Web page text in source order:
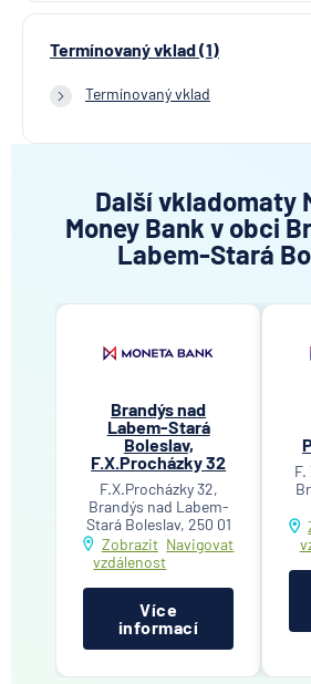
Termínovaný vklad (1)
Termínovaný vklad
Další vkladomaty
Money Bank v obci
Labem-Stará
Brandýs nad
Labem-Stará
Boleslav,
F.X.Procházky 32
F.X.Procházky 32,
Brandýs nad Labem-
Stará Boleslav, 250 01
Zobrazit
vzdálenost
Navigovat
Více
informací